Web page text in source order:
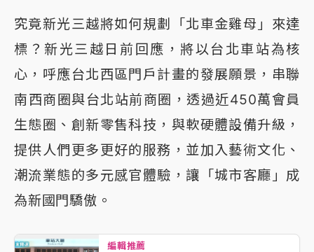
究竟新光三越將如何規劃「北車金雞母」來達
標？新光三越日前回應，將以台北車站為核
心，呼應台北西區門戶計畫的發展願景，串聯
南西商圈與台北站前商圈，透過近450萬會員
生態圈、創新零售科技，與軟硬體設備升級，
提供人們更多更好的服務，並加入藝術文化、
潮流業態的多元感官體驗，讓「城市客廳」成
為新國門驕傲。
編輯推薦